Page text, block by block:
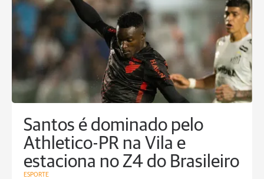
Santos é dominado pelo
Athletico-PR na Vila e
estaciona no Z4 do Brasileiro
ESPORTE